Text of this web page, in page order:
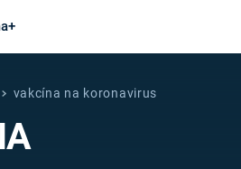
vakcína na koronavirus